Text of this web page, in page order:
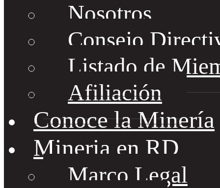
Nosotros
Consejo
Listado de
Afiliación
Conoce la Minería
Mineria en RD
Marco Legal